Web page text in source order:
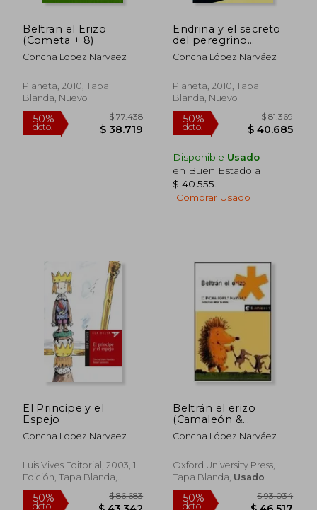
50%
dcto.
Beltran el Erizo
(Cometa + 8)
Concha Lopez Narvaez
Planeta, 2010, Tapa
Blanda, Nuevo
Endrina y el secreto
del peregrino
(Cuatrovientos +12)
Concha López Narváez
Planeta, 2010, Tapa
Blanda, Nuevo
Disponible Usado
en Buen Estado a
$ 40.555
Comprar Usado
El Principe y el
Espejo
Concha Lopez Narvaez
Luis Vives Editorial, 2003, 1
Edición, Tapa Blanda,
Usado
Beltrán el erizo
(Camaleón &
Nautilius)
Concha López Narváez
Oxford University Press,
Tapa Blanda, Usado